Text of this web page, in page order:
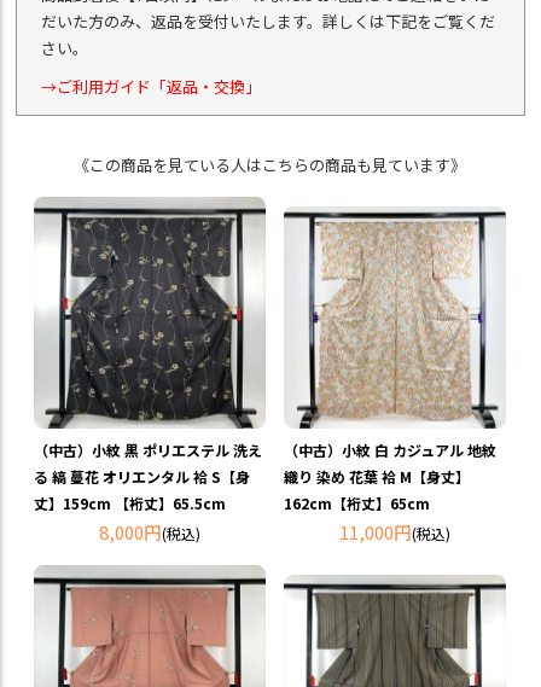
だいた方のみ、返品を受付いたします。詳しくは下記をご覧くだ
さい。
→ご利用ガイド「返品・交換」
《この商品を見ている人はこちらの商品も見ています》
（中古）小紋 黒 ポリエステル 洗え
る 縞 蔓花 オリエンタル 袷 S【身
丈】159cm 【裄丈】65.5cm
8,000円(税込)
（中古）小紋 白 カジュアル 地紋
織り 染め 花葉 袷 M【身丈】
162cm【裄丈】65cm
11,000円(税込)